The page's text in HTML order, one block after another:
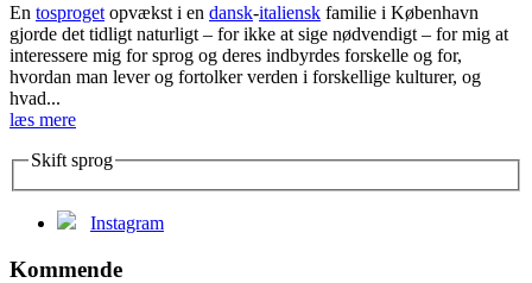
En tosproget opvækst i en dansk-italiensk familie i København
gjorde det tidligt naturligt – for ikke at sige nødvendigt – for mig at
interessere mig for sprog og deres indbyrdes forskelle og for,
hvordan man lever og fortolker verden i forskellige kulturer, og
hvad...
læs mere
Skift sprog
Instagram
Kommende